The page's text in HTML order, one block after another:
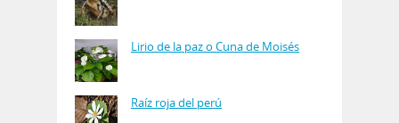
Lirio de la paz o Cuna de Moisés
Raíz roja del perú